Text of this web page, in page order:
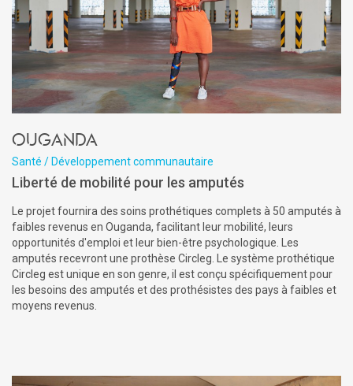
Ouganda
Santé / Développement communautaire
Liberté de mobilité pour les amputés
Le projet fournira des soins prothétiques complets à 50 amputés à
faibles revenus en Ouganda, facilitant leur mobilité, leurs
opportunités d'emploi et leur bien-être psychologique. Les
amputés recevront une prothèse Circleg. Le système prothétique
Circleg est unique en son genre, il est conçu spécifiquement pour
les besoins des amputés et des prothésistes des pays à faibles et
moyens revenus.